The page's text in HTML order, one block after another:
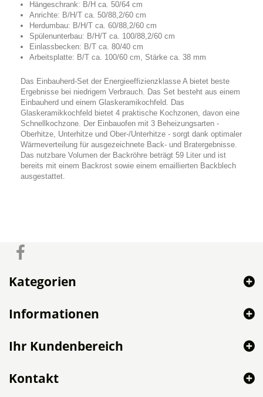
Hängeschrank: B/H ca. 50/64 cm
Anrichte: B/H/T ca. 50/88,2/60 cm
Herdumbau: B/H/T ca. 60/88,2/60 cm
Spülenunterbau: B/H/T ca. 100/88,2/60 cm
Einlassbecken: B/T ca. 80/40 cm
Arbeitsplatte: B/T ca. 100/60 cm, Stärke ca. 38 mm
Das Einbauherd-Set der Energieeffizienzklasse A bietet beste
Ergebnisse bei niedrigem Verbrauch. Das Set besteht aus einem
Einbauherd und einem Glaskeramikochfeld. Das
Glaskeramikkochfeld bietet 4 praktische Kochzonen, davon eine
Schnellkochzone. Der Einbauofen mit 3 Beheizungsarten -
Oberhitze, Unterhitze und Ober-/Unterhitze - sorgt dank optimaler
Wärmeverteilung für ausgezeichnete Back- und Bratergebnisse.
Das nutzbare Volumen der Backröhre beträgt 59 Liter und ist
bereits mit einem Backrost sowie einem emaillierten Backblech
ausgestattet.
Kategorien
Informationen
Ihr Kundenbereich
Kontakt